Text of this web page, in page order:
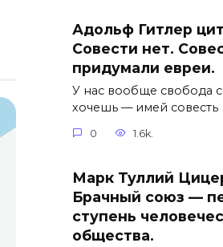
Адольф Гитлер
Совести нет.
придумали евреи.
У нас вообще свобода
хочешь — имей совесть
0 1.6k.
Марк Туллий
Брачный союз —
ступень
общества.